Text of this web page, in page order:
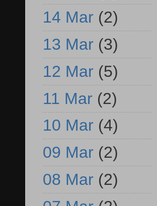
14 Mar (2)
13 Mar (3)
12 Mar (5)
11 Mar (2)
10 Mar (4)
09 Mar (2)
08 Mar (2)